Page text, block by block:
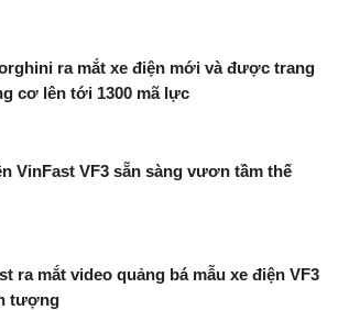
ra mắt xe điện mới và được trang
cơ lên tới 1300 mã lực
VinFast VF3 sẵn sàng vươn tầm thế
ra mắt video quảng bá mẫu xe điện VF3
tượng